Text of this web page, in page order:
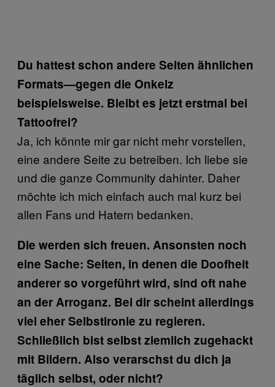
Du hattest schon andere Seiten ähnlichen
Formats—gegen die Onkelz
beispielsweise. Bleibt es jetzt erstmal bei
Tattoofrei?
Ja, ich könnte mir gar nicht mehr vorstellen,
eine andere Seite zu betreiben. Ich liebe sie
und die ganze Community dahinter. Daher
möchte ich mich einfach auch mal kurz bei
allen Fans und Hatern bedanken.
Die werden sich freuen. Ansonsten noch
eine Sache: Seiten, in denen die Doofheit
anderer so vorgeführt wird, sind oft nahe
an der Arroganz. Bei dir scheint allerdings
viel eher Selbstironie zu regieren.
Schließlich bist selbst ziemlich zugehackt
mit Bildern. Also verarschst du dich ja
täglich selbst, oder nicht?